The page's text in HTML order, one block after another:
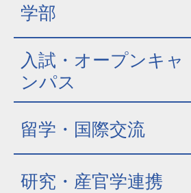
学部
入試・オープンキャ
ンパス
留学・国際交流
研究・産官学連携